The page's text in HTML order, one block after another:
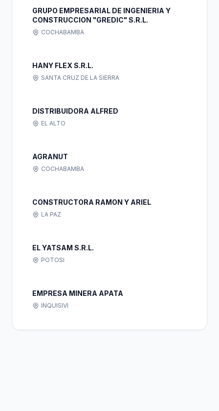
GRUPO EMPRESARIAL DE INGENIERIA Y
CONSTRUCCION "GREDIC" S.R.L.
COCHABAMBA
HANY FLEX S.R.L.
SANTA CRUZ DE LA SIERRA
DISTRIBUIDORA ALFRED
EL ALTO
AGRANUT
COCHABAMBA
CONSTRUCTORA RAMON Y ARIEL
LA PAZ
EL YATSAM S.R.L.
POTOSI
EMPRESA MINERA APATA
INQUISIVI